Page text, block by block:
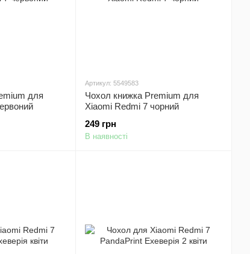
для
Артикул: 5549583
Чохол книжка Premium для
Xiaomi Redmi 7 чорний
249 грн
В наявності